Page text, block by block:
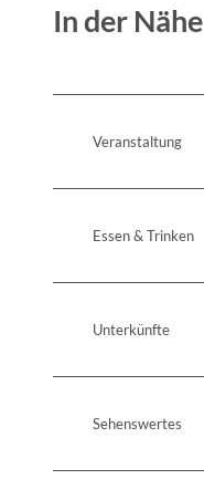
In der Nähe
Veranstaltung
Essen & Trinken
Unterkünfte
Sehenswertes